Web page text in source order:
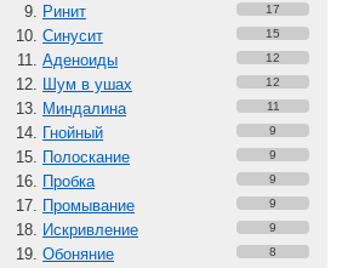
Ринит 17
Синусит 15
Аденоиды 12
Шум в ушах 12
Миндалина 11
Гнойный 9
Полоскание 9
Пробка 9
Промывание 9
Искривление 9
Обоняние 8